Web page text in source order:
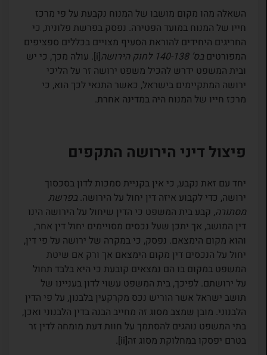
השאלה מהו מקום מושבו של המנוח נקבעת על פי מרכז
חייו של המנוח במועד הפטירה. נפסק בפרשת פלונית, כי
החריגים היחידים להוראת הסעיף מצויים בכללים ספציפים
המפורטים בס’ 140-138 לחוק הירושה
[i]. עולה מכך, כי יש
ובית המשפט ידרש להכיל משפט ירושה זר על הליכי
ירושה המתקיימים בישראל, כאשר התנאי לכך הוא, כי
מרכז חייו של המנוח היה במדינה אחרת.
פיצול דיני הירושה התקפים
יחד עם זאת נקבע, כי אין בקניית סמכות לדון בסכסוך
ירושה, כדי לקבוע איזה דין יחול על הירושה. בפרשת
מסתורה, קבע בית המשפט כי הדין שיחול על הירושה הינו
דין המושב, אך יתכן שעל נכסים מסויימים יחול דין אחר,
והוא מקום הימצאם. נפסק, כי במקרה של ירושה על פי דין,
יחול על הנכסים דין מקום הימצאם אך ורק אם שיטת
המשפט במקום בו הם נמצאים קובעת כי היא בלבד תחול
על ירושתם. לפיכך, בית המשפט עשוי לדון בעניינו של
תושב ישראל אשר הוריש נכס מקרקעין בלבנון, על פי הדין
הלבנוני. מובן שמצב מסוג זה מחייב הבנה בדין הלבנוני ואכן,
בתי המשפט נוהגים להסתמך על חוות דעת מומחה לדין זר
בטרם יפסקו במחלוקת מסוג זה[ii].